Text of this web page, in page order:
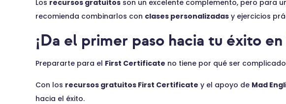
Los recursos gratuitos son un excelente complemento, pero para
recomienda combinarlos con clases personalizadas y ejercicios
¡Da el primer paso hacia tu éxito
Prepararte para el First Certificate no tiene por qué ser
Con los recursos gratuitos First Certificate y el apoyo de Mad
hacia el éxito.